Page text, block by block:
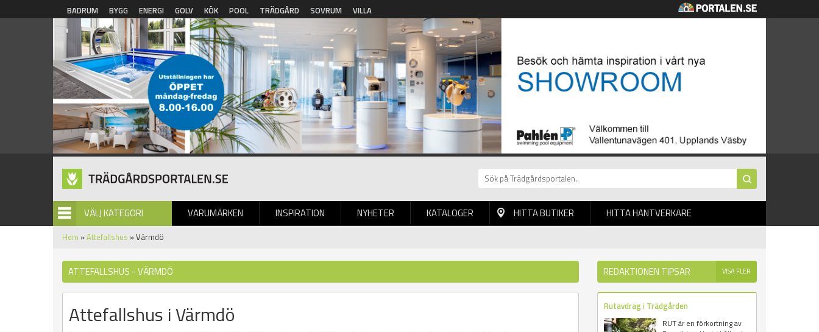
Hoppa till huvudinnehåll
BADRUM BYGG ENERGI GOLV KÖK POOL TRÄDGÅRD SOVRUM VILLA
VÄLJ KATEGORI VARUMÄRKEN INSPIRATION NYHETER
BILDGALLERI KATALOGER HITTA BUTIKER HITTA HANTVERKARE
Hem »Attefallshus » Värmdö
ATTEFALLSHUS - VÄRMDÖ
Attefallshus i Värmdö
REDAKTIONEN TIPSAR VISA FLER
Rutavdrag i Trädgården
RUT är en förkortning av